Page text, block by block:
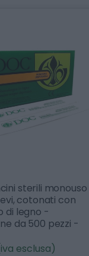
Pinza
25 cm -
7,39 €
Pinza di